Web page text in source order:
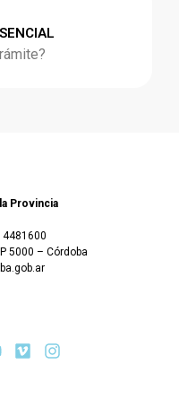
Provincia
5000 – Córdoba